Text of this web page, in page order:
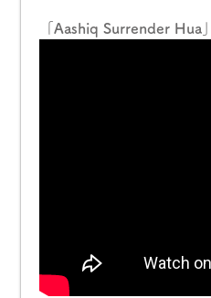
「Aashiq Surrender Hua」